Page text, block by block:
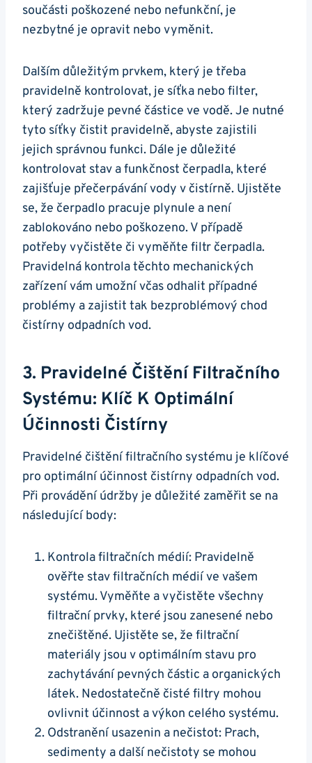
součásti poškozené nebo nefunkční, je
nezbytné je opravit nebo vyměnit.
Dalším důležitým prvkem, který je třeba
pravidelně kontrolovat, je síťka nebo filter,
který zadržuje pevné částice ve vodě. Je nutné
tyto síťky čistit pravidelně, abyste zajistili
jejich správnou funkci. Dále je důležité
kontrolovat stav a funkčnost čerpadla, které
zajišťuje přečerpávání vody v čistírně. Ujistěte
se, že čerpadlo pracuje plynule a není
zablokováno nebo poškozeno. V případě
potřeby vyčistěte či vyměňte filtr čerpadla.
Pravidelná kontrola těchto mechanických
zařízení vám umožní včas odhalit případné
problémy a zajistit tak bezproblémový chod
čistírny odpadních vod.
3. Pravidelné Čištění Filtračního
Systému: Klíč K Optimální
Účinnosti Čistírny
Pravidelné čištění filtračního systému je klíčové
pro optimální účinnost čistírny odpadních vod.
Při provádění údržby je důležité zaměřit se na
následující body:
Kontrola filtračních médií: Pravidelně
ověřte stav filtračních médií ve vašem
systému. Vyměňte a vyčistěte všechny
filtrační prvky, které jsou zanesené nebo
znečištěné. Ujistěte se, že filtrační
materiály jsou v optimálním stavu pro
zachytávání pevných částic a organických
látek. Nedostatečně čisté filtry mohou
ovlivnit účinnost a výkon celého systému.
Odstranění usazenin a nečistot: Prach,
sedimenty a další nečistoty se mohou